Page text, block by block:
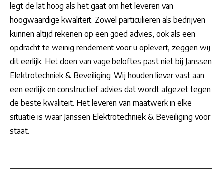
legt de lat hoog als het gaat om het leveren van
hoogwaardige kwaliteit. Zowel particulieren als bedrijven
kunnen altijd rekenen op een goed advies, ook als een
opdracht te weinig rendement voor u oplevert, zeggen wij
dit eerlijk. Het doen van vage beloftes past niet bij Janssen
Elektrotechniek & Beveiliging. Wij houden liever vast aan
een eerlijk en constructief advies dat wordt afgezet tegen
de beste kwaliteit. Het leveren van maatwerk in elke
situatie is waar Janssen Elektrotechniek & Beveiliging voor
staat.